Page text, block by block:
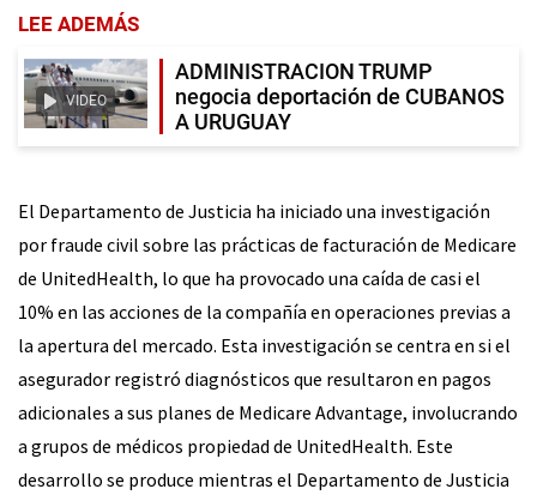
LEE ADEMÁS
VIDEO
ADMINISTRACION TRUMP
negocia deportación de CUBANOS
A URUGUAY
El Departamento de Justicia ha iniciado una investigación
por fraude civil sobre las prácticas de facturación de Medicare
de UnitedHealth, lo que ha provocado una caída de casi el
10% en las acciones de la compañía en operaciones previas a
la apertura del mercado. Esta investigación se centra en si el
asegurador registró diagnósticos que resultaron en pagos
adicionales a sus planes de Medicare Advantage, involucrando
a grupos de médicos propiedad de UnitedHealth. Este
desarrollo se produce mientras el Departamento de Justicia